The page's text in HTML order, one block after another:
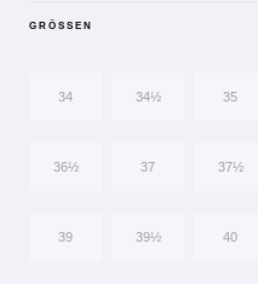
GRÖSSEN
34 34½ 35
36½ 37 37½
39 39½ 40